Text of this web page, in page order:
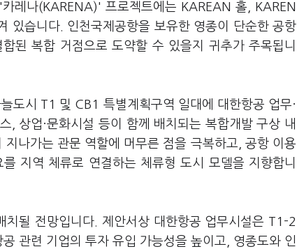
레나(KARENA)' 프로젝트에는 KAREAN 홀, KAREN
있습니다. 인천국제공항을 보유한 영종이 단순한 공항
된 복합 거점으로 도약할 수 있을지 귀추가 주목됩니
도시 T1 및 CB1 특별계획구역 일대에 대한항공 업무·
상업·문화시설 등이 함께 배치되는 복합개발 구상 내
나가는 관문 역할에 머무른 점을 극복하고, 공항 이용
지역 체류로 연결하는 체류형 도시 모델을 지향합니
치될 전망입니다. 제안서상 대한항공 업무시설은 T1-2
관련 기업의 투자 유입 가능성을 높이고, 영종도와 인